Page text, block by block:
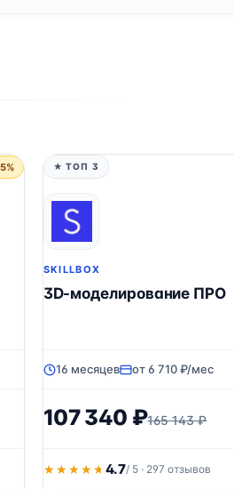
★ ТОП 3
SKILLBOX
3D-моделирование ПРО
16 месяцев от 6 710 ₽/мес
107 340 ₽165 143 ₽
★★★★★
★★★★★ 4.7/ 5 · 297 отзывов